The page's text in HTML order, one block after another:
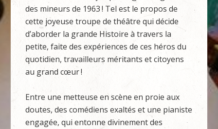
des mineurs de 1963 ! Tel est le propos de
cette joyeuse troupe de théâtre qui décide
d’aborder la grande Histoire à travers la
petite, faite des expériences de ces héros du
quotidien, travailleurs méritants et citoyens
au grand cœur !
Entre une metteuse en scène en proie aux
doutes, des comédiens exaltés et une pianiste
engagée, qui entonne divinement des